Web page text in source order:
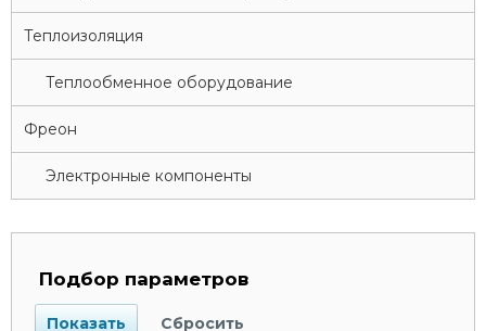
Теплоизоляция
Теплообменное оборудование
Фреон
Электронные компоненты
Подбор параметров